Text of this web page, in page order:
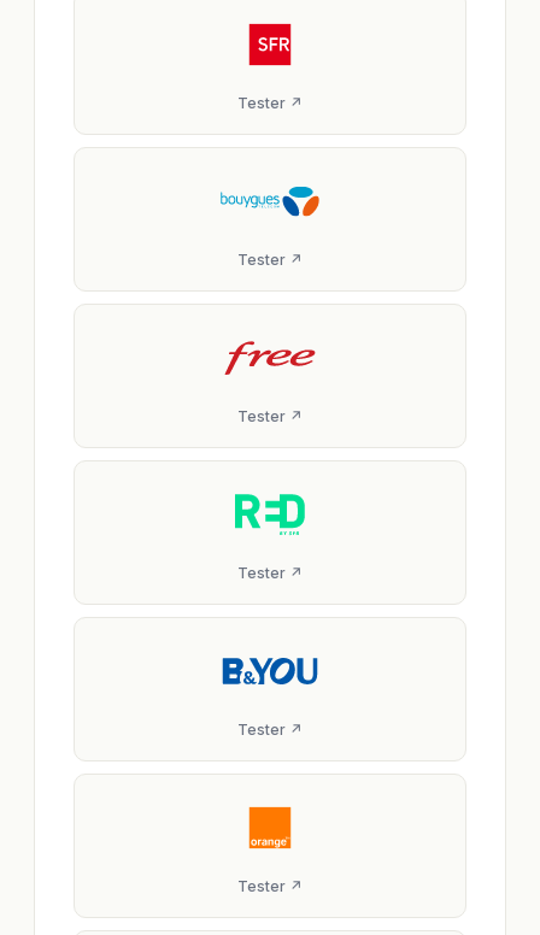
Tester ↗
Tester ↗
Tester ↗
Tester ↗
Tester ↗
Tester ↗